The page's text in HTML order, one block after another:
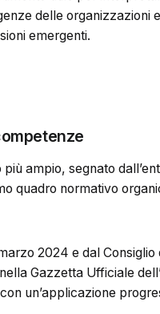
delle organizzazioni
emergenti.
ampio, segnato
quadro normativo
2024 e dal Consiglio
Gazzetta Ufficiale
un’applicazione